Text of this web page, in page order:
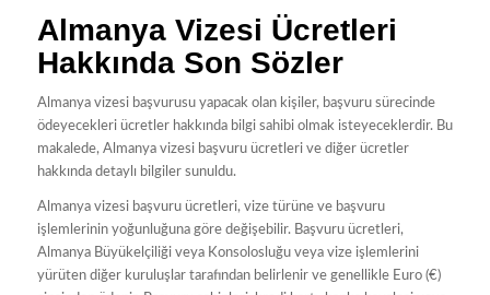
Almanya Vizesi Ücretleri
Hakkında Son Sözler
Almanya vizesi başvurusu yapacak olan kişiler, başvuru sürecinde
ödeyecekleri ücretler hakkında bilgi sahibi olmak isteyeceklerdir. Bu
makalede, Almanya vizesi başvuru ücretleri ve diğer ücretler
hakkında detaylı bilgiler sunuldu.
Almanya vizesi başvuru ücretleri, vize türüne ve başvuru
işlemlerinin yoğunluğuna göre değişebilir. Başvuru ücretleri,
Almanya Büyükelçiliği veya Konsolosluğu veya vize işlemlerini
yürüten diğer kuruluşlar tarafından belirlenir ve genellikle Euro (€)